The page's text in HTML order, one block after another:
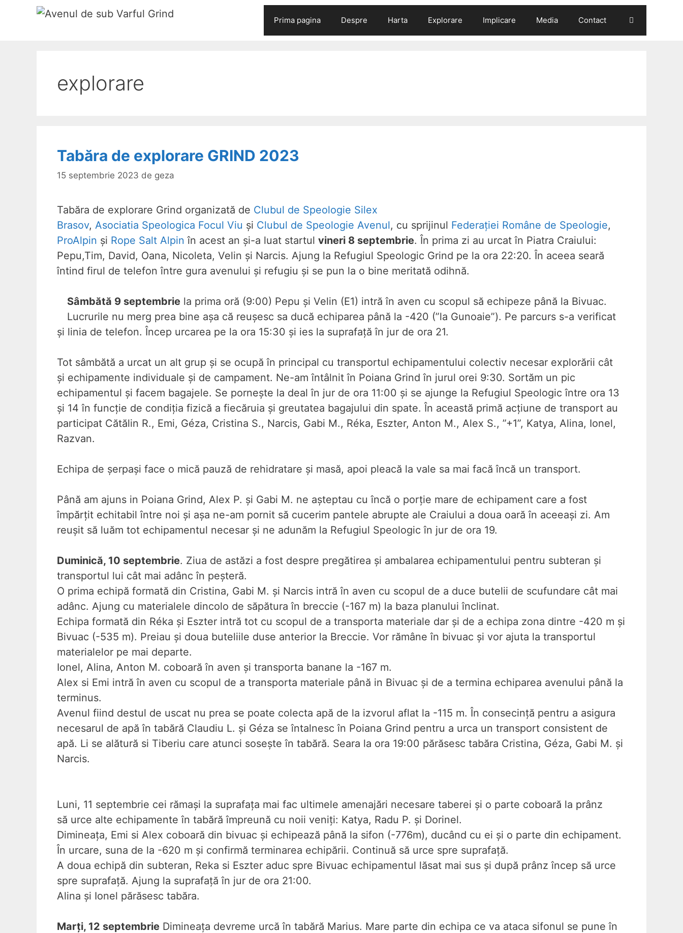
Prima pagina Despre Harta Explorare Implicare Media Contact
explorare
Tabăra de explorare GRIND 2023
15 septembrie 2023 de geza
Tabăra de explorare Grind organizată de Clubul de Speologie Silex
Brasov, Asociatia Speologica Focul Viu și Clubul de Speologie Avenul, cu sprijinul Federației Române de Speologie,
ProAlpin și Rope Salt Alpin în acest an și-a luat startul vineri 8 septembrie. În prima zi au urcat în Piatra Craiului:
Pepu,Tim, David, Oana, Nicoleta, Velin și Narcis. Ajung la Refugiul Speologic Grind pe la ora 22:20. În aceea seară
întind firul de telefon între gura avenului și refugiu și se pun la o bine meritată odihnă.
Sâmbătă 9 septembrie la prima oră (9:00) Pepu și Velin (E1) intră în aven cu scopul să echipeze până la Bivuac.
Lucrurile nu merg prea bine așa că reușesc sa ducă echiparea până la -420 (”la Gunoaie”). Pe parcurs s-a verificat
și linia de telefon. Încep urcarea pe la ora 15:30 și ies la suprafață în jur de ora 21.
Tot sâmbătă a urcat un alt grup și se ocupă în principal cu transportul echipamentului colectiv necesar explorării cât
și echipamente individuale și de campament. Ne-am întâlnit în Poiana Grind în jurul orei 9:30. Sortăm un pic
echipamentul și facem bagajele. Se pornește la deal în jur de ora 11:00 și se ajunge la Refugiul Speologic între ora 13
și 14 în funcție de condiția fizică a fiecăruia și greutatea bagajului din spate. În această primă acțiune de transport au
participat Cătălin R., Emi, Géza, Cristina S., Narcis, Gabi M., Réka, Eszter, Anton M., Alex S., ”+1”, Katya, Alina, Ionel,
Razvan.
Echipa de șerpași face o mică pauză de rehidratare și masă, apoi pleacă la vale sa mai facă încă un transport.
Până am ajuns in Poiana Grind, Alex P. și Gabi M. ne așteptau cu încă o porție mare de echipament care a fost
împărțit echitabil între noi și așa ne-am pornit să cucerim pantele abrupte ale Craiului a doua oară în aceeași zi. Am
reușit să luăm tot echipamentul necesar și ne adunăm la Refugiul Speologic în jur de ora 19.
Duminică, 10 septembrie. Ziua de astăzi a fost despre pregătirea și ambalarea echipamentului pentru subteran și
transportul lui cât mai adânc în peșteră.
O prima echipă formată din Cristina, Gabi M. și Narcis intră în aven cu scopul de a duce butelii de scufundare cât mai
adânc. Ajung cu materialele dincolo de săpătura în breccie (-167 m) la baza planului înclinat.
Echipa formată din Réka și Eszter intră tot cu scopul de a transporta materiale dar și de a echipa zona dintre -420 m și
Bivuac (-535 m). Preiau și doua buteliile duse anterior la Breccie. Vor rămâne în bivuac și vor ajuta la transportul
materialelor pe mai departe.
Ionel, Alina, Anton M. coboară în aven și transporta banane la -167 m.
Alex si Emi intră în aven cu scopul de a transporta materiale până in Bivuac și de a termina echiparea avenului până la
terminus.
Avenul fiind destul de uscat nu prea se poate colecta apă de la izvorul aflat la -115 m. În consecință pentru a asigura
necesarul de apă în tabără Claudiu L. și Géza se întalnesc în Poiana Grind pentru a urca un transport consistent de
apă. Li se alătură si Tiberiu care atunci sosește în tabără. Seara la ora 19:00 părăsesc tabăra Cristina, Géza, Gabi M. și
Narcis.
Luni, 11 septembrie cei rămași la suprafața mai fac ultimele amenajări necesare taberei și o parte coboară la prânz
să urce alte echipamente în tabără împreună cu noii veniți: Katya, Radu P. și Dorinel.
Dimineața, Emi si Alex coboară din bivuac și echipează până la sifon (-776m), ducând cu ei și o parte din echipament.
În urcare, suna de la -620 m și confirmă terminarea echipării. Continuă să urce spre suprafață.
A doua echipă din subteran, Reka si Eszter aduc spre Bivuac echipamentul lăsat mai sus și după prânz încep să urce
spre suprafață. Ajung la suprafață în jur de ora 21:00.
Alina și Ionel părăsesc tabăra.
Marți, 12 septembrie Dimineața devreme urcă în tabără Marius. Mare parte din echipa ce va ataca sifonul se pune în